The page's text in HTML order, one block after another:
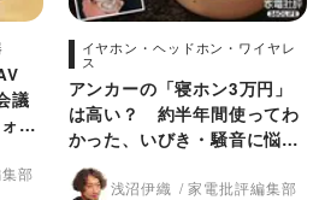
議
ン
部
イヤホン・ヘッドホン・ワイヤレ
ス
アンカーの「寝ホン3万円」
は高い？ 約半年間使ってわ
かった、いびき・騒音に悩む
人が買うべき理由
浅沼伊織 家電批評編集部